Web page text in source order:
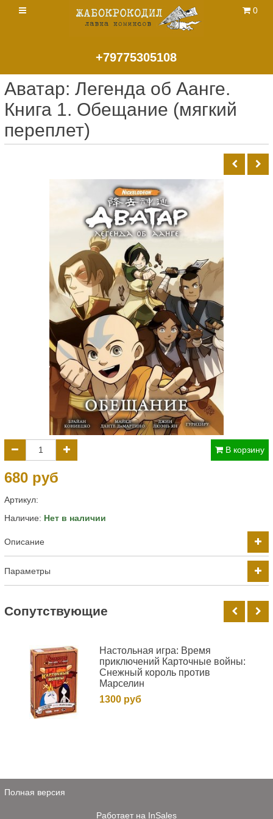
+79775305108
0
Аватар: Легенда об Аанге.
Книга 1. Обещание (мягкий
переплет)
В корзину
680 руб
Артикул:
Наличие: Нет в наличии
Описание
Параметры
Cопутствующие
Настольная игра: Время
приключений Карточные войны:
Снежный король против
Марселин
1300 руб
Полная версия
Работает на InSales